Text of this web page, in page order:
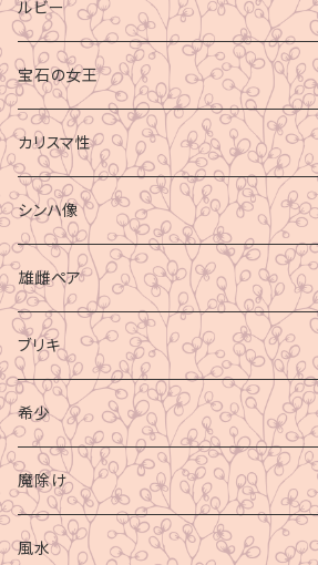
ルビー
宝石の女王
カリスマ性
シンハ像
雄雌ペア
ブリキ
希少
魔除け
風水